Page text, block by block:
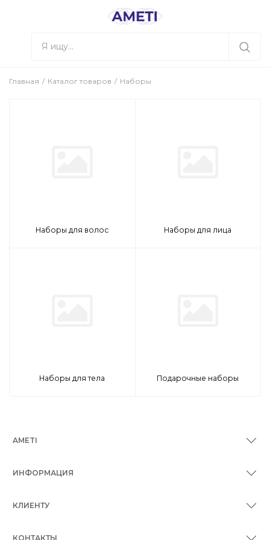
Главная Каталог товаров Наборы
Наборы для волос Наборы для лица
Наборы для тела Подарочные наборы
AMETI
ИНФОРМАЦИЯ
КЛИЕНТУ
КОНТАКТЫ